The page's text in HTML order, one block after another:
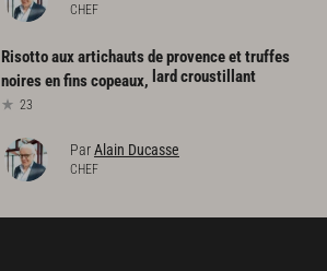
CHEF
Risotto aux artichauts de provence et truffes
noires en fins copeaux, lard croustillant
23
ParAlain Ducasse
CHEF